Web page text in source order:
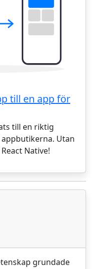
till en app för
till en riktig
Utan
Native!
grundade